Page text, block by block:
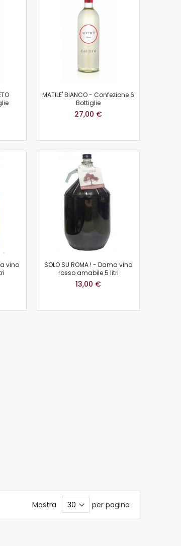
MATILE' BIANCO - Confezione 6
Bottiglie
27,00 €
vino
SOLO SU ROMA ! - Dama vino
rosso amabile 5 litri
13,00 €
Mostra per pagina